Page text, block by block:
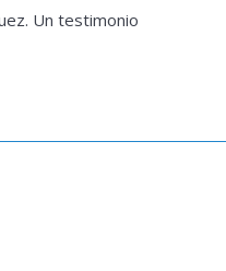
Un testimonio